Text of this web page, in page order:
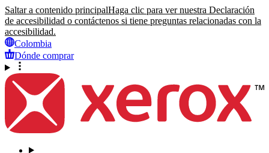
Saltar a contenido principalHaga clic para ver nuestra Declaración
de accesibilidad o contáctenos si tiene preguntas relacionadas con la
accesibilidad.
Colombia
Dónde comprar